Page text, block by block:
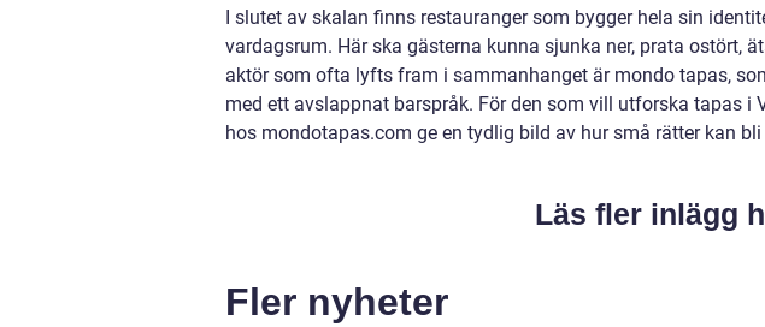
I slutet av skalan finns restauranger som bygger hela sin
vardagsrum. Här ska gästerna kunna sjunka ner, prata ostört,
aktör som ofta lyfts fram i sammanhanget är mondo tapas,
med ett avslappnat barspråk. För den som vill utforska tapas i
hos mondotapas.com ge en tydlig bild av hur små rätter kan bli
Läs fler inlägg
Fler nyheter